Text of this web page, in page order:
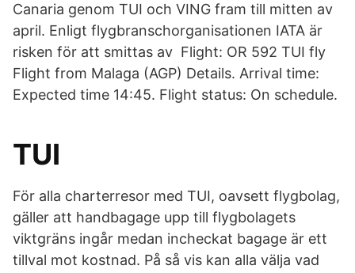
Canaria genom TUI och VING fram till mitten av
april. Enligt flygbranschorganisationen IATA är
risken för att smittas av Flight: OR 592 TUI fly
Flight from Malaga (AGP) Details. Arrival time:
Expected time 14:45. Flight status: On schedule.
TUI
För alla charterresor med TUI, oavsett flygbolag,
gäller att handbagage upp till flygbolagets
viktgräns ingår medan incheckat bagage är ett
tillval mot kostnad. På så vis kan alla välja vad